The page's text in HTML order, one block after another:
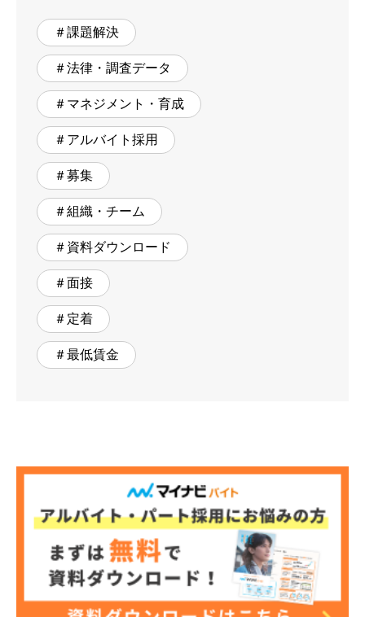
＃課題解決
＃法律・調査データ
＃マネジメント・育成
＃アルバイト採用
＃募集
＃組織・チーム
＃資料ダウンロード
＃面接
＃定着
＃最低賃金